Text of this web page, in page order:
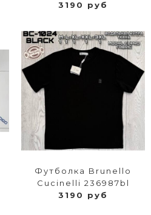
3190 руб
Футболка Brunello
Cucinelli 236987bl
3190 руб